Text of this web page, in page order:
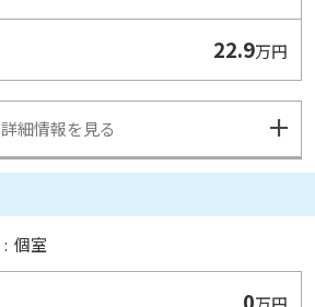
22.9万円
詳細情報を見る
: 個室
0